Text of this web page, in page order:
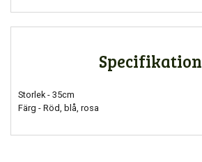
Specifikation
Storlek - 35cm
Färg - Röd, blå, rosa